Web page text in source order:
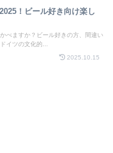
！ビール好き向け楽し
べますか？ビール好きの方、間違い
イツの文化的...
2025.10.15